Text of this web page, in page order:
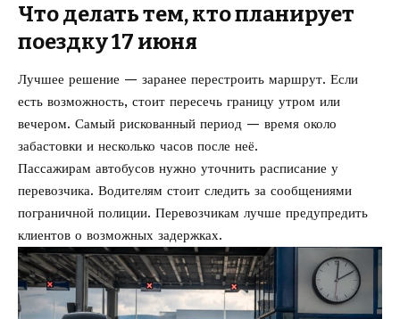
Что делать тем, кто планирует
поездку 17 июня
Лучшее решение — заранее перестроить маршрут. Если
есть возможность, стоит пересечь границу утром или
вечером. Самый рискованный период — время около
забастовки и несколько часов после неё.
Пассажирам автобусов нужно уточнить расписание у
перевозчика. Водителям стоит следить за сообщениями
пограничной полиции. Перевозчикам лучше предупредить
клиентов о возможных задержках.